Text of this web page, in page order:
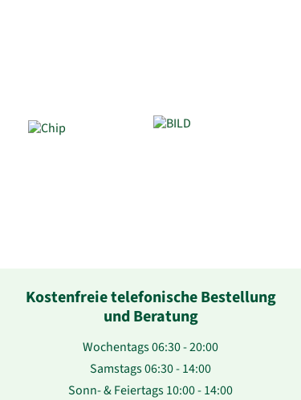
Kostenfreie telefonische Bestellung
und Beratung
Wochentags 06:30 - 20:00
Samstags 06:30 - 14:00
Sonn- & Feiertags 10:00 - 14:00